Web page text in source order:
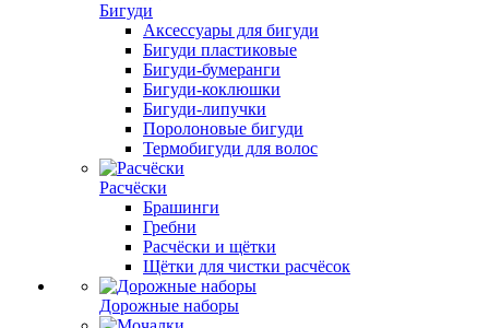
Бигуди
Аксессуары для бигуди
Бигуди пластиковые
Бигуди-бумеранги
Бигуди-коклюшки
Бигуди-липучки
Поролоновые бигуди
Термобигуди для волос
Расчёски
Брашинги
Гребни
Расчёски и щётки
Щётки для чистки расчёсок
Дорожные наборы